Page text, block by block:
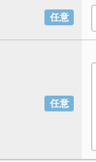
任意
任意